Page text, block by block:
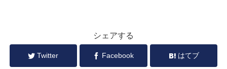
シェアする
Twitter Facebook はてブ